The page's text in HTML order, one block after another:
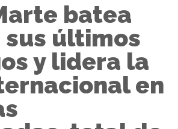
batea
sus últimos
y lidera la
en